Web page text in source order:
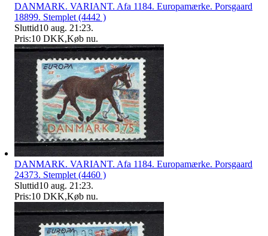
DANMARK. VARIANT. Afa 1184. Europamærke. Porsgaard
18899. Stemplet (4442 )
Sluttid10 aug. 21:23.
Pris:10 DKK,Køb nu.
DANMARK. VARIANT. Afa 1184. Europamærke. Porsgaard
24373. Stemplet (4460 )
Sluttid10 aug. 21:23.
Pris:10 DKK,Køb nu.